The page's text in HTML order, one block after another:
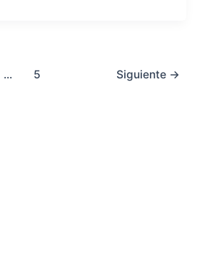
... 5 Siguiente →